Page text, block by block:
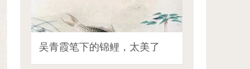
吴青霞笔下的锦鲤，太美了